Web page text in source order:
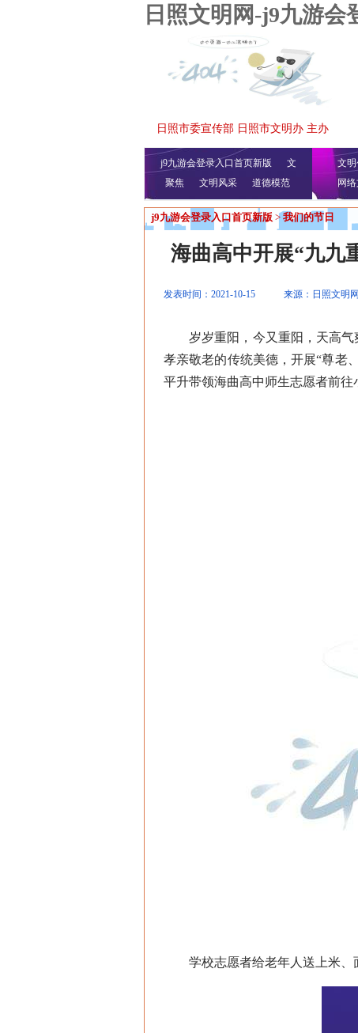
日照文明网-j9九游会
日照市委宣传部 日照市文明办 主办
j9九游会登录入口首页新版
文
明播报
公益视频
聚焦 文明风采 道德模范
文
网
j9九游会登录入口首页新版 > 我们的节日
海曲高中开展“九九
发表时间：2021-10-15 来源：日照文明网
岁岁重阳，今又重阳，天高气
孝亲敬老的传统美德，开展“尊老
平升带领海曲高中师生志愿者前往
学校志愿者给老年人送上米、面